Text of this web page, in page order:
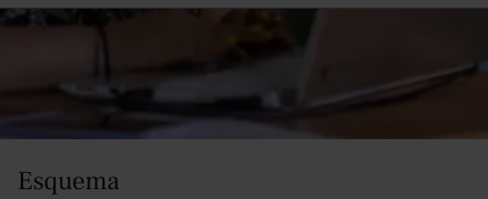
Aprendizaje
Esquema